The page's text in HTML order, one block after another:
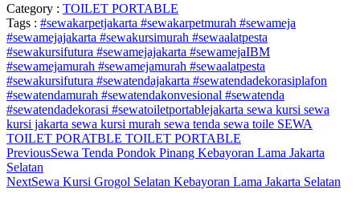
Category : TOILET PORTABLE
Tags : #sewakarpetjakarta #sewakarpetmurah #sewameja
#sewamejajakarta #sewakursimurah #sewaalatpesta
#sewakursifutura #sewamejajakarta #sewamejaIBM
#sewamejamurah #sewamejamurah #sewaalatpesta
#sewakursifutura #sewatendajakarta #sewatendadekorasiplafon
#sewatendamurah #sewatendakonvesional #sewatenda
#sewatendadekorasi #sewatoiletportablejakarta sewa kursi sewa
kursi jakarta sewa kursi murah sewa tenda sewa toile SEWA
TOILET PORATBLE TOILET PORTABLE
PreviousSewa Tenda Pondok Pinang Kebayoran Lama Jakarta
Selatan
NextSewa Kursi Grogol Selatan Kebayoran Lama Jakarta Selatan